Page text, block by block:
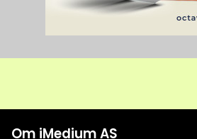
Om iMedium AS